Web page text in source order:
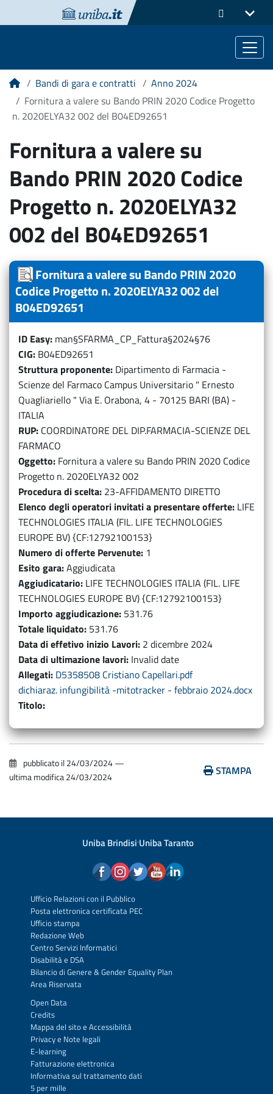
HomeBandi di gara e contratti
Anno 2024
Fornitura a valere su Bando PRIN 2020 Codice Progetto
n. 2020ELYA32 002 del B04ED92651
Fornitura a valere su
Bando PRIN 2020 Codice
Progetto n. 2020ELYA32
002 del B04ED92651
Fornitura a valere su Bando PRIN 2020
Codice Progetto n. 2020ELYA32 002 del
B04ED92651
ID Easy man§SFARMA_CP_Fattura§2024§76
CIG B04ED92651
Struttura proponente Dipartimento di Farmacia -
Scienze del Farmaco Campus Universitario " Ernesto
Quagliariello " Via E. Orabona, 4 - 70125 BARI (BA) -
ITALIA
RUP COORDINATORE DEL DIP.FARMACIA-SCIENZE DEL
FARMACO
Oggetto Fornitura a valere su Bando PRIN 2020 Codice
Progetto n. 2020ELYA32 002
Procedura di scelta 23-AFFIDAMENTO DIRETTO
Elenco degli operatori invitati a presentare offerte LIFE
TECHNOLOGIES ITALIA (FIL. LIFE TECHNOLOGIES
EUROPE BV) {CF:12792100153}
Numero di offerte Pervenute 1
Esito gara Aggiudicata
Aggiudicatario LIFE TECHNOLOGIES ITALIA (FIL. LIFE
TECHNOLOGIES EUROPE BV) {CF:12792100153}
Importo aggiudicazione 531.76
Totale liquidato 531.76
Data di effetivo inizio Lavori 2 dicembre 2024
Data di ultimazione lavori Invalid date
Allegati D5358508 Cristiano Capellari.pdf
dichiaraz. infungibilità -mitotracker - febbraio 2024.docx
Titolo
pubblicato il24/03/2024—
ultima modifica24/03/2024 STAMPA
Uniba Brindisi·Uniba Taranto
Ufficio Relazioni con il Pubblico
Posta elettronica certificata PEC
Ufficio stampa
Redazione Web
Centro Servizi Informatici
Disabilità e DSA
Bilancio di Genere & Gender Equality Plan
Area Riservata
Open Data
Credits
Mappa del sitoe Accessibilità
Privacye Note legali
E-learning
Fatturazione elettronica
Informativa sul trattamento dati
5 per mille